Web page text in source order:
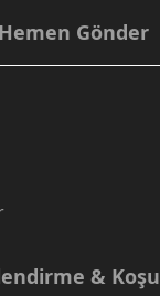
Hemen Gönder
&